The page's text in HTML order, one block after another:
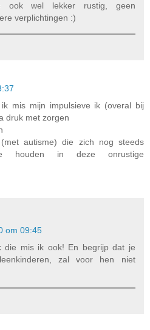
wel lekker rustig, geen
verplichtingen :)
mis mijn impulsieve ik (overal bij
druk met zorgen
autisme) die zich nog steeds
houden in deze onrustige
om 09:45
die mis ik ook! En begrijp dat je
zal voor hen niet